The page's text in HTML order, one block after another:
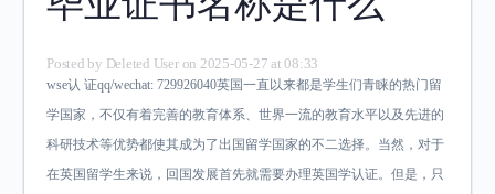
Posted by Deleted User on 2025-05-27 at 08:33
wse认 证qq/wechat: 729926040英国一直以来都是学生们青睐的热门留
学国家，不仅有着完善的教育体系、世界一流的教育水平以及先进的
科研技术等优势都使其成为了出国留学国家的不二选择。当然，对于
在英国留学生来说，回国发展首先就需要办理英国学认证。但是，只